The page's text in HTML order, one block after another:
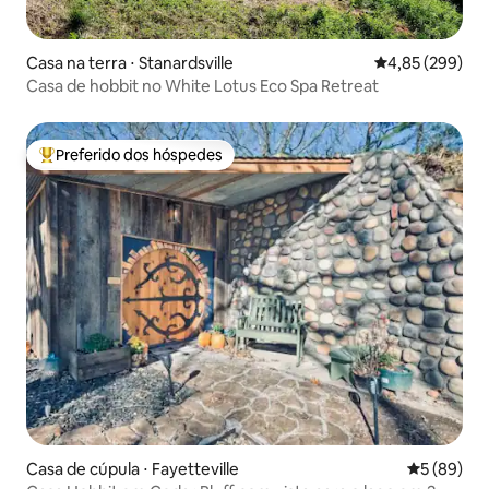
Casa na terra ⋅ Stanardsville 4,85 de uma
4,85 (299)
Casa de hobbit no White Lotus Eco Spa Retreat
Entre os melhores preferidos dos hóspedes
Preferido dos hóspedes
Casa de cúpula ⋅ Fayetteville 5 de uma
5 (89)